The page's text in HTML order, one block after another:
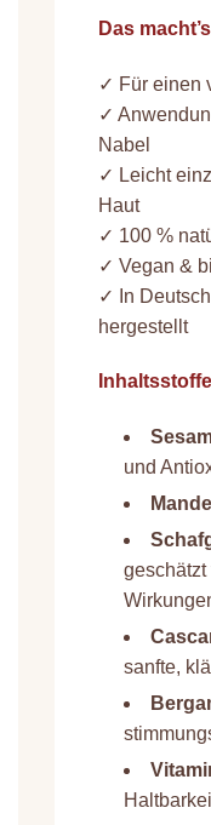
Das
✓ Für einen
✓
Nabel
✓ Leicht
Haut
✓ 100 %
✓ Vegan &
✓ In
hergestellt
und
sanfte,